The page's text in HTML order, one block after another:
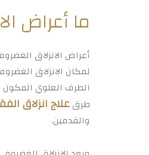
ما أعراض
أعراض الانزلاق
لمكان الانزلاق
الطرف العلوي المكون
طرقعلاج انزلاق
والقدمين.